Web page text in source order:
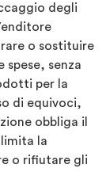
degli
o sostituire
senza
per la
di equivoci,
obbliga il
la
o rifiutare gli